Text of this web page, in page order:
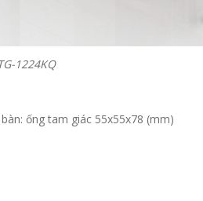
1224KQ
ống tam giác 55x55x78 (mm)